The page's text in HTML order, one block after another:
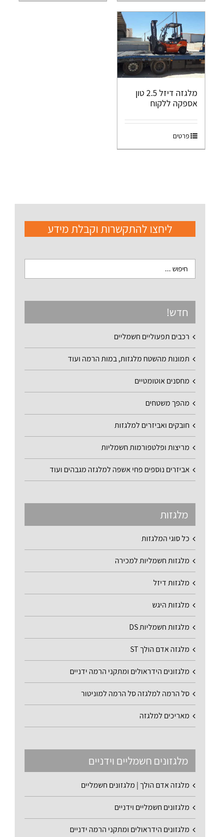
מלגזה דיזל 2.5 טון
אספקה ללקוח
פרטים
ליחצו להתקשרות וקבלת מידע
חדש!
רכבים תפעוליים חשמליים
תמונות מהשטח מלגזות, במות הרמה ועוד
מחסנים אוטומטיים
מהפך משטחים
חובקים ואביזרים למלגזות
מריצות ופלטפורמות חשמליות
אביזרים נוספים פחי אשפה למלגזה מגבהים ועוד
מלגזות
כל סוגי המלגזות
מלגזות חשמליות למכירה
מלגזות דיזל
מלגזות היגש
מלגזות חשמליות DS
מלגזה אדם הולך ST
מלגזונים הידראולים ומתקני הרמה ידניים
סל הרמה למלגזה סל הרמה למוניטור
מאריכים למלגזה
מלגזונים חשמליים וידניים
מלגזה אדם הולך | מלגזונים חשמליים
מלגזונים חשמליים וידניים
מלגזונים הידראולים ומתקני הרמה ידניים